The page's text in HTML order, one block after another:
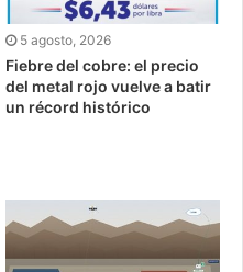
5 agosto, 2026
Fiebre del cobre: el precio
del metal rojo vuelve a batir
un récord histórico